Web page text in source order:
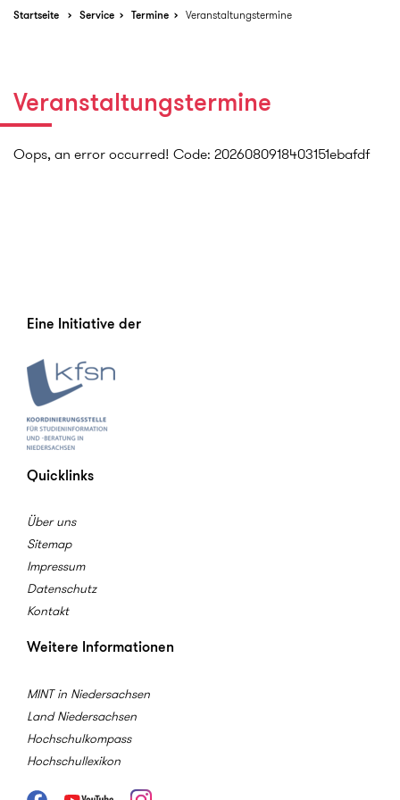
Startseite Service Termine Veranstaltungstermine
Veranstaltungstermine
Oops, an error occurred! Code: 2026080918403151ebafdf
Eine Initiative der
Quicklinks
Über uns
Sitemap
Impressum
Datenschutz
Kontakt
Weitere Informationen
MINT in Niedersachsen
Land Niedersachsen
Hochschulkompass
Hochschullexikon